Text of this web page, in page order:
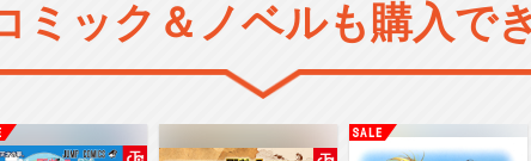
ミック＆ノベルも購入で